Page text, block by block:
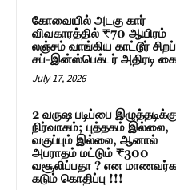
கோவையில் அடகு கார்
விவகாரத்தில் ₹70 ஆயிரம்
லஞ்சம் வாங்கிய காட்டூர்
சப்-இன்ஸ்பெக்டர் அதிரடி
July 17, 2026
2 வருஷ படிப்பை
நிர்வாகம்; புத்தகம் இல்லை,
வகுப்பும் இல்லை, ஆனால்
அபராதம் மட்டும் ₹300
வசூலிப்பதா ? என
கடும் கொதிப்பு !!!